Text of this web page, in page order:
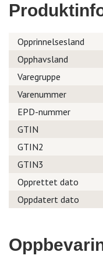
Opprinnelsesland
Opphavsland
Varegruppe
Varenummer
EPD-nummer
GTIN
GTIN2
GTIN3
Opprettet dato
Oppdatert dato